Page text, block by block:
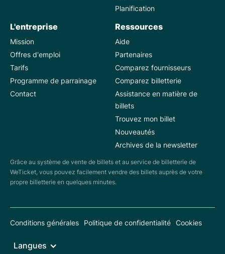
Planification
L'entreprise
Mission
Offres d'emploi
Tarifs
Programme de parrainage
Contact
Ressources
Aide
Partenaires
Comparez fournisseurs
Comparez billetterie
Assistance en matière de
billets
Trouvez mon billet
Nouveautés
Archives de la newsletter
Grâce au système de vente de billets et au service de billetterie de
WeTicket, vous pouvez facilement vendre des billets auprès de votre
propre billetterie en quelques minutes.
Conditions générales Politique de confidentialité Cookies
Langues